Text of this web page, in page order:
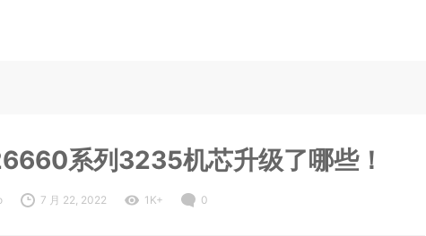
系列3235机芯升级了哪些！
7 月 22, 2022 1K+ 0